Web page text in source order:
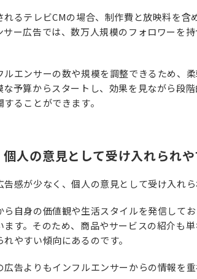
るテレビCMの場合、制作費と放映料を含
サー広告では、数万人規模のフォロワーを
ルエンサーの数や規模を調整できるため、
な予算からスタートし、効果を見ながら段
ることができます。
人の意見として受け入れられ
感が少なく、個人の意見として受け入れ
自身の価値観や生活スタイルを発信して
す。そのため、商品やサービスの紹介も
やすい傾向にあるのです。
告よりもインフルエンサーからの情報を重